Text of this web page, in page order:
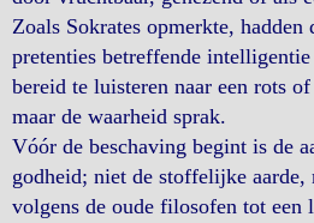
Zoals Sokrates opmerkte, hadden
pretenties betreffende
bereid te luisteren naar een rots
maar de waarheid sprak.
Vóór de beschaving begint is de
godheid; niet de stoffelijke aarde,
volgens de oude filosofen tot een